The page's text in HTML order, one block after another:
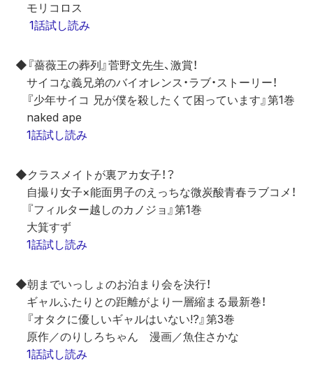
モリコロス
1話試し読み
◆『薔薇王の葬列』菅野文先生、激賞！
サイコな義兄弟のバイオレンス・ラブ・ストーリー！
『少年サイコ 兄が僕を殺したくて困っています』第1巻
naked ape
1話試し読み
◆クラスメイトが裏アカ女子！？
自撮り女子×能面男子のえっちな微炭酸青春ラブコメ！
『フィルター越しのカノジョ』第1巻
大箕すず
1話試し読み
◆朝までいっしょのお泊まり会を決行！
ギャルふたりとの距離がより一層縮まる最新巻！
『オタクに優しいギャルはいない!?』第3巻
原作／のりしろちゃん　漫画／魚住さかな
1話試し読み